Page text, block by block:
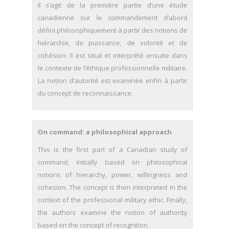
Il s’agit de la première partie d’une étude
canadienne sur le commandement d’abord
défini philosophiquement à partir des notions de
hiérarchie, de puissance, de volonté et de
cohésion. Il est situé et interprété ensuite dans
le contexte de l’éthique professionnelle militaire.
La notion d’autorité est examinée enfin à partir
du concept de reconnaissance.
On command: a philosophical approach
This is the first part of a Canadian study of
command, initially based on philosophical
notions of hierarchy, power, willingness and
cohesion. The concept is then interpreted in the
context of the professional military ethic. Finally,
the authors examine the notion of authority
based on the concept of recognition.